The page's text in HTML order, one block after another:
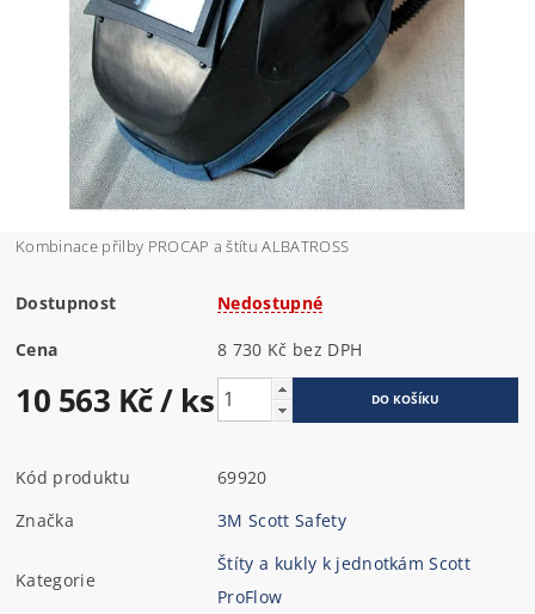
Kombinace přilby PROCAP a štítu ALBATROSS
Dostupnost Nedostupné
Cena 8 730 Kč bez DPH
10 563 Kč/ ks
Kód produktu
69920
Značka
3M Scott Safety
Kategorie
Štíty a kukly k jednotkám Scott
ProFlow